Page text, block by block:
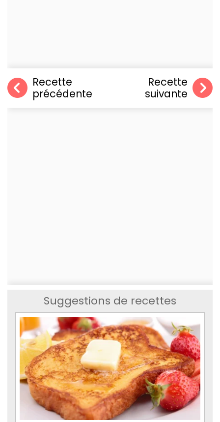
Recette
précédente
Recette
suivante
Suggestions de recettes